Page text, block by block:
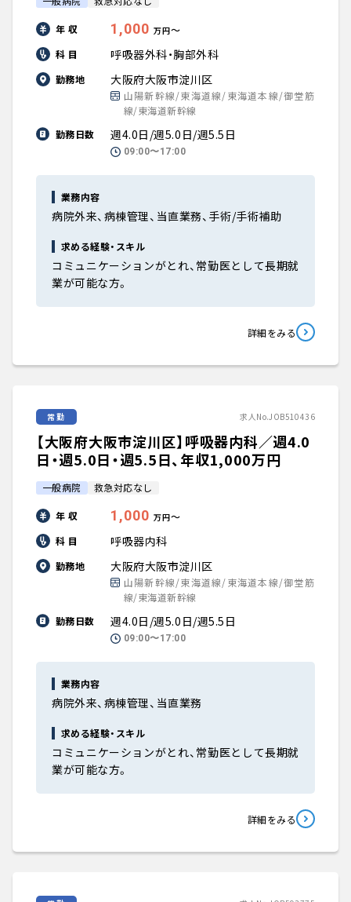
年 収 1,000 万円〜
科 目
呼吸器外科・胸部外科
勤務地 大阪府大阪市淀川区
山陽新幹線/東海道線/東海道本線/御堂筋
線/東海道新幹線
勤務日数
週4.0日/週5.0日/週5.5日
09:00〜17:00
業務内容
病院外来、病棟管理、当直業務、手術/手術補助
求める経験・スキル
コミュニケーションがとれ、常勤医として長期就
業が可能な方。
詳細をみる
常勤 求人No.JOB510436
【大阪府大阪市淀川区】呼吸器内科／週4.0
日・週5.0日・週5.5日、年収1,000万円
一般病院 救急対応なし
年 収 1,000 万円〜
科 目
呼吸器内科
勤務地 大阪府大阪市淀川区
山陽新幹線/東海道線/東海道本線/御堂筋
線/東海道新幹線
勤務日数
週4.0日/週5.0日/週5.5日
09:00〜17:00
業務内容
病院外来、病棟管理、当直業務
求める経験・スキル
コミュニケーションがとれ、常勤医として長期就
業が可能な方。
詳細をみる